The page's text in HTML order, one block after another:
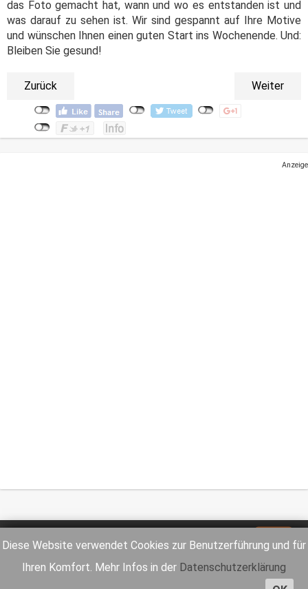
Diese Website verwendet Cookies zur Benutzerführung und für
Ihren Komfort. Mehr Infos in der Datenschutzerklärung
das Foto gemacht hat, wann und wo es entstanden ist und
was darauf zu sehen ist. Wir sind gespannt auf Ihre Motive
und wünschen Ihnen einen guten Start ins Wochenende. Und:
Bleiben Sie gesund!
Zurück Weiter
Anzeige